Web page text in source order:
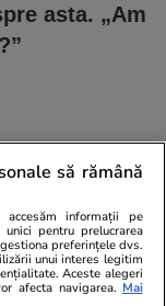
asta. „Am
să rămână
accesăm informații pe
pentru prelucrarea
preferințele dvs.
unui interes legitim
Aceste alegeri
afecta navigarea. Mai